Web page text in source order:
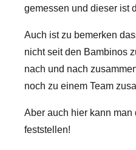
gemessen und dieser ist
Auch ist zu bemerken
nicht seit den Bambinos
nach und nach
noch zu einem Team
Aber auch hier kann
feststellen!